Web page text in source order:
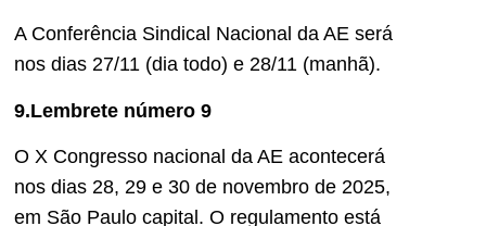
A Conferência Sindical Nacional da AE será
nos dias 27/11 (dia todo) e 28/11 (manhã).
9.Lembrete número 9
O X Congresso nacional da AE acontecerá
nos dias 28, 29 e 30 de novembro de 2025,
em São Paulo capital. O regulamento está